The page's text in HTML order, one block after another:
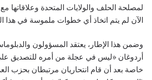
لمصلحة الحلف والولايات المتحدة وعلاقاتها
الآن لم يتم اتخاذ أي خطوات ملموسة في هذا
وضمن هذا الإطار، يعتقد المسؤولون
أردوغان «ليس في عجلة من أمره للتصديق
خاصة بعد أن قام انتحاريان مرتبطان بحزب